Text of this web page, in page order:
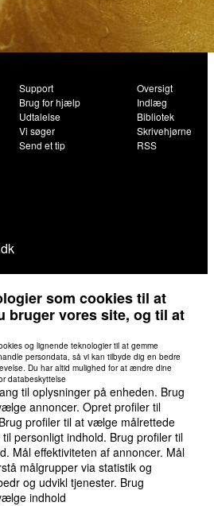
Support
Brug for hjælp
Udtalelse
Vi søger
Send et tip
Oversigt
Indlæg
Bibliotek
Skrivehjørne
RSS
som cookies til at
bruger vores site, og til at
og lignende teknologier til at gemme
persondata, så vi kan tilbyde dig en bedre
Du har altid mulighed for at ændre dine
databeskyttelse
til oplysninger på enheden. Brug
annoncer. Opret profiler til
profiler til at vælge målrettede
personligt indhold. Brug profiler til
Mål effektiviteten af annoncer. Mål
målgrupper via statistik og
og udvikl tjenester. Brug
indhold